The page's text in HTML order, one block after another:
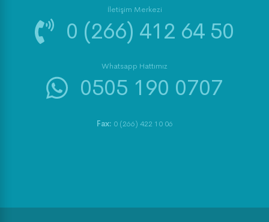
İletişim Merkezi
0 (266) 412 64 50
Whatsapp Hattımız
0505 190 0707
Fax: 0 (266) 422 10 06